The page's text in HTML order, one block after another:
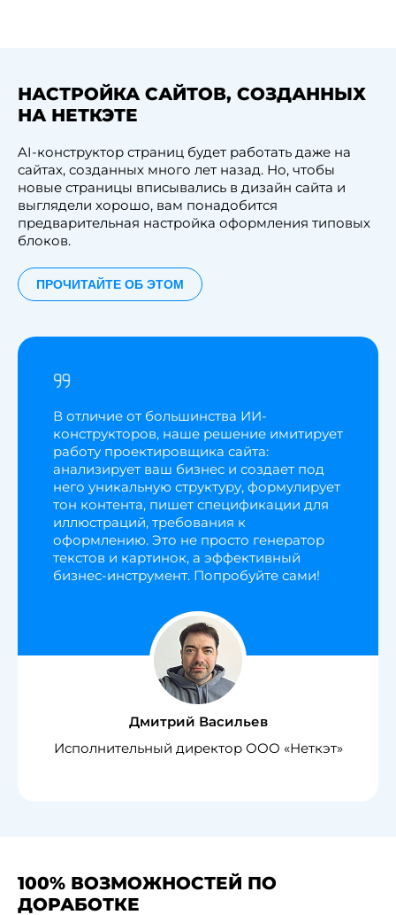
НАСТРОЙКА САЙТОВ, СОЗДАННЫХ
НА НЕТКЭТЕ
AI-конструктор страниц будет работать даже на
сайтах, созданных много лет назад. Но, чтобы
новые страницы вписывались в дизайн сайта и
выглядели хорошо, вам понадобится
предварительная настройка оформления типовых
блоков.
ПРОЧИТАЙТЕ ОБ ЭТОМ
В отличие от большинства ИИ-
конструкторов, наше решение имитирует
работу проектировщика сайта:
анализирует ваш бизнес и создает под
него уникальную структуру, формулирует
тон контента, пишет спецификации для
иллюстраций, требования к
оформлению. Это не просто генератор
текстов и картинок, а эффективный
бизнес-инструмент. Попробуйте сами!
Дмитрий Васильев
Исполнительный директор ООО «Неткэт»
100% ВОЗМОЖНОСТЕЙ ПО
ДОРАБОТКЕ